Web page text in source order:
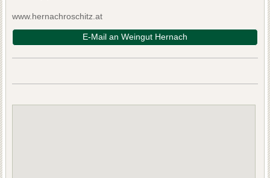
www.hernachroschitz.at
E-Mail an Weingut Hernach